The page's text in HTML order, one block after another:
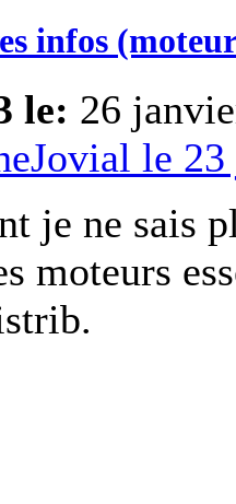
infos
le: 26
le
je ne sais
moteurs